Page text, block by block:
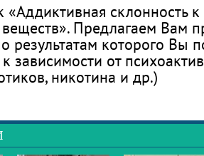
«Аддиктивная склонность
Предлагаем Вам
результатам которого Вы
зависимости от
никотина и др.)